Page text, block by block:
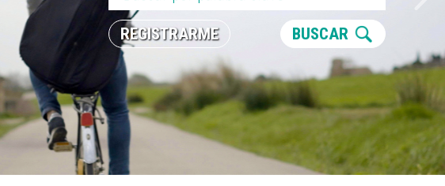
REGISTRARME BUSCAR